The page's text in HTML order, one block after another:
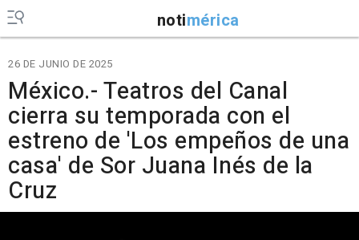
notimérica
26 DE JUNIO DE 2025
México.- Teatros del Canal
cierra su temporada con el
estreno de 'Los empeños de una
casa' de Sor Juana Inés de la
Cruz